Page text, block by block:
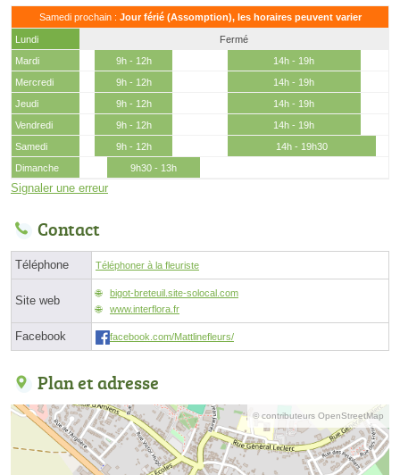
Samedi prochain : Jour férié (Assomption), les horaires peuvent varier
Lundi
Fermé
Mardi
9h - 12h
14h - 19h
Mercredi
9h - 12h
14h - 19h
Jeudi
9h - 12h
14h - 19h
Vendredi
9h - 12h
14h - 19h
Samedi
9h - 12h
14h - 19h30
Dimanche
9h30 - 13h
Signaler une erreur
Contact
Téléphone Téléphoner à la fleuriste
Site web
bigot-breteuil.site-solocal.com
www.interflora.fr
Facebook facebook.com/Mattlinefleurs/
Plan et adresse
© contributeurs OpenStreetMap